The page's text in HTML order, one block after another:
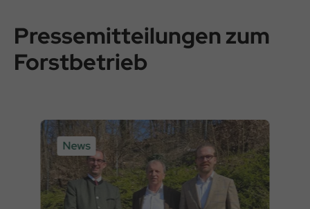
Pressemitteilungen zum
Forstbetrieb
News